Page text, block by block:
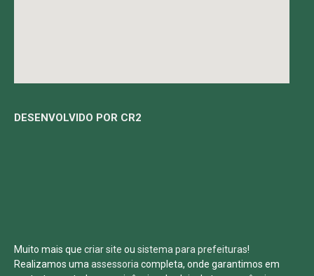
DESENVOLVIDO POR CR2
Muito mais que criar site ou sistema para prefeituras!
Realizamos umaassessoriacompleta, onde garantimos em